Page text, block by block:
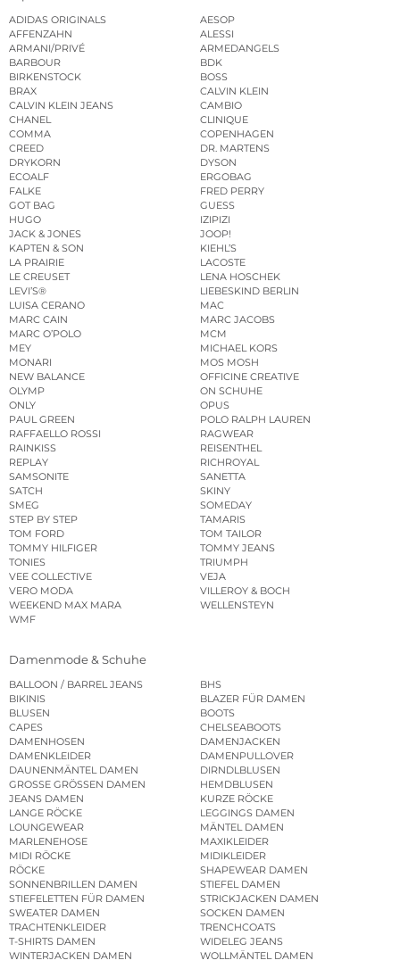
ADIDAS ORIGINALS
AESOP
AFFENZAHN
ALESSI
ARMANI/PRIVÉ
ARMEDANGELS
BARBOUR
BDK
BIRKENSTOCK
BOSS
BRAX
CALVIN KLEIN
CALVIN KLEIN JEANS
CAMBIO
CHANEL
CLINIQUE
COMMA
COPENHAGEN
CREED
DR. MARTENS
DRYKORN
DYSON
ECOALF
ERGOBAG
FALKE
FRED PERRY
GOT BAG
GUESS
HUGO
IZIPIZI
JACK & JONES
JOOP!
KAPTEN & SON
KIEHL’S
LA PRAIRIE
LACOSTE
LE CREUSET
LENA HOSCHEK
LEVI’S®
LIEBESKIND BERLIN
LUISA CERANO
MAC
MARC CAIN
MARC JACOBS
MARC O’POLO
MCM
MEY
MICHAEL KORS
MONARI
MOS MOSH
NEW BALANCE
OFFICINE CREATIVE
OLYMP
ON SCHUHE
ONLY
OPUS
PAUL GREEN
POLO RALPH LAUREN
RAFFAELLO ROSSI
RAGWEAR
RAINKISS
REISENTHEL
REPLAY
RICHROYAL
SAMSONITE
SANETTA
SATCH
SKINY
SMEG
SOMEDAY
STEP BY STEP
TAMARIS
TOM FORD
TOM TAILOR
TOMMY HILFIGER
TOMMY JEANS
TONIES
TRIUMPH
VEE COLLECTIVE
VEJA
VERO MODA
VILLEROY & BOCH
WEEKEND MAX MARA
WELLENSTEYN
WMF
Damenmode & Schuhe
BALLOON / BARREL JEANS
BHS
BIKINIS
BLAZER FÜR DAMEN
BLUSEN
BOOTS
CAPES
CHELSEABOOTS
DAMENHOSEN
DAMENJACKEN
DAMENKLEIDER
DAMENPULLOVER
DAUNENMÄNTEL DAMEN
DIRNDLBLUSEN
GROSSE GRÖSSEN DAMEN
HEMDBLUSEN
JEANS DAMEN
KURZE RÖCKE
LANGE RÖCKE
LEGGINGS DAMEN
LOUNGEWEAR
MÄNTEL DAMEN
MARLENEHOSE
MAXIKLEIDER
MIDI RÖCKE
MIDIKLEIDER
RÖCKE
SHAPEWEAR DAMEN
SONNENBRILLEN DAMEN
STIEFEL DAMEN
STIEFELETTEN FÜR DAMEN
STRICKJACKEN DAMEN
SWEATER DAMEN
SOCKEN DAMEN
TRACHTENKLEIDER
TRENCHCOATS
T-SHIRTS DAMEN
WIDELEG JEANS
WINTERJACKEN DAMEN
WOLLMÄNTEL DAMEN